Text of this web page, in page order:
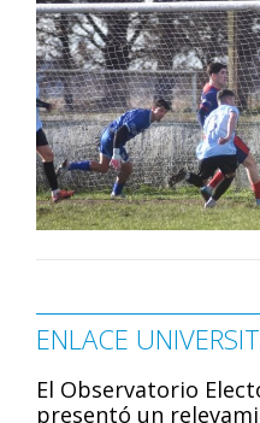
ENLACE
El Observatorio
presentó un